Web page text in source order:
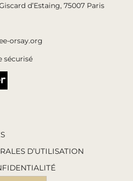
d’Estaing, 75007 Paris
orsay.org
sécurisé
D’UTILISATION